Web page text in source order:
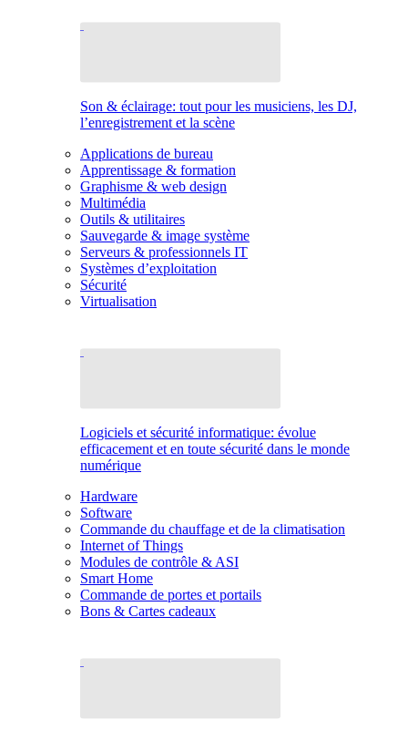
Son & éclairage: tout pour les musiciens, les DJ,
l’enregistrement et la scène
Applications de bureau
Apprentissage & formation
Graphisme & web design
Multimédia
Outils & utilitaires
Sauvegarde & image système
Serveurs & professionnels IT
Systèmes d’exploitation
Sécurité
Virtualisation
Logiciels et sécurité informatique: évolue
efficacement et en toute sécurité dans le monde
numérique
Hardware
Software
Commande du chauffage et de la climatisation
Internet of Things
Modules de contrôle & ASI
Smart Home
Commande de portes et portails
Bons & Cartes cadeaux